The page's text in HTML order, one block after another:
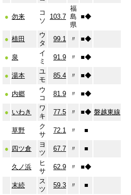
● 勿来
コ
ソ
103.7
福
島
県
■◆
● 植田
ウ
タ
99.1 〃 ■◆
● 泉
イ
ミ
91.9 〃 ■◆
● 湯本
ユ
モ
85.4 〃 ■◆
● 内郷
ウ
コ
81.9 〃 ■◆
● いわき
ワ
キ
77.5 〃 ■◆ 磐越東線
草野
ク
サ
72.1 〃 ■
● 四ツ倉
ヨ
ツ
67.7 〃 ■
久ノ浜
ヒ
サ
62.9 〃 ■◆
末続
ス
ツ
59.3 〃 ■